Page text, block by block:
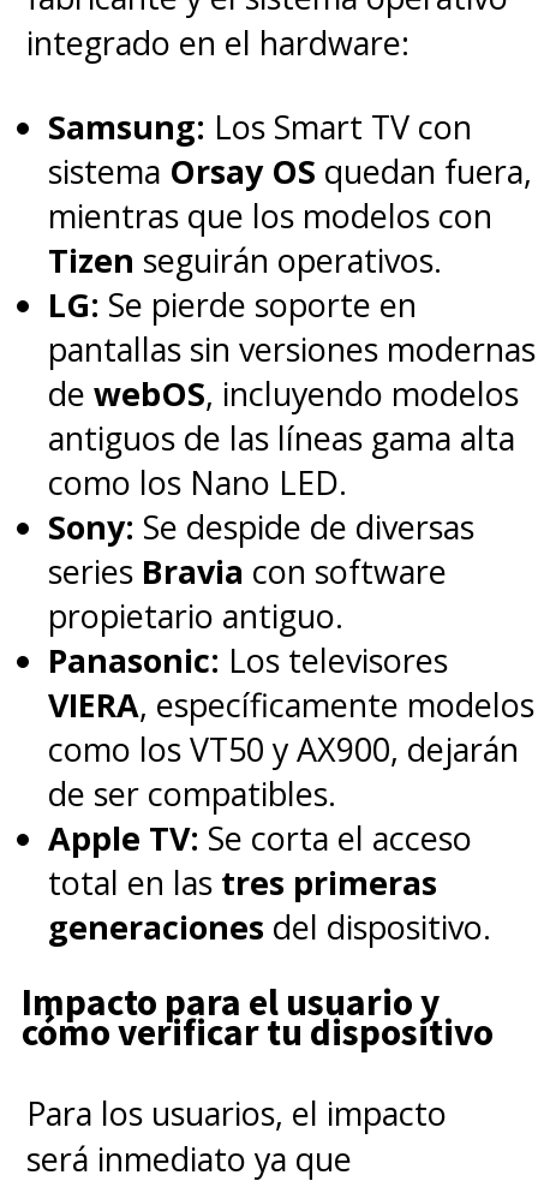
negocio de canales lineales
para 2026 y que dejará a Netflix
con el control del estudio
centenario, su biblioteca y todos
los activos de streaming. Todo
esto a la espera de la
aprobación de los reguladores
antimonopolio.
integrado en el hardware:
Samsung: Los Smart TV con
sistema Orsay OS quedan fuera,
mientras que los modelos con
Tizen seguirán operativos.
LG: Se pierde soporte en
pantallas sin versiones modernas
de webOS, incluyendo modelos
antiguos de las líneas gama alta
como los Nano LED.
Sony: Se despide de diversas
series Bravia con software
propietario antiguo.
Panasonic: Los televisores
VIERA, específicamente modelos
como los VT50 y AX900, dejarán
de ser compatibles.
Apple TV: Se corta el acceso
total en las tres primeras
generaciones del dispositivo.
Impacto para el usuario y
cómo verificar tu dispositivo
Para los usuarios, el impacto
será inmediato ya que